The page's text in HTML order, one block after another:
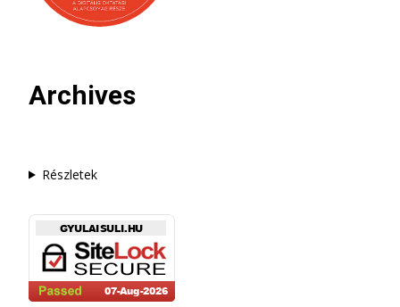
Archives
Részletek